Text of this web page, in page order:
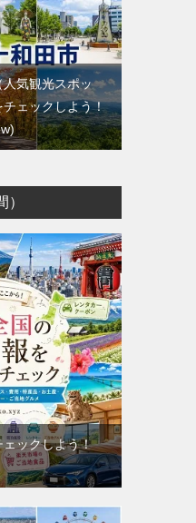
気観光スポッ
ェックしよう！
ックしよう！